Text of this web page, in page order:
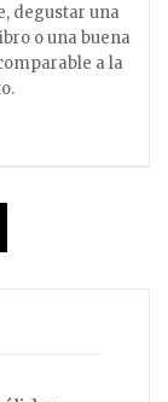
degustar una
o una buena
a la